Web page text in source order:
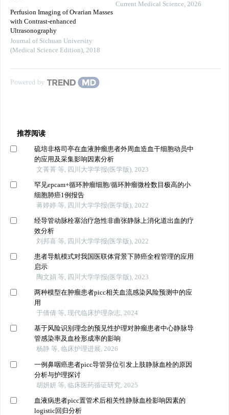
Perfusion Imaging of Ovarian Masses
with Contrast-enhanced
Ultrasonography
Journal of Sichuan University
(Medical Science Edition), 2018
Current Medical Science, 2026
Powered by
推荐阅读
硫培非格司亭在血液肿瘤患者外周血造血干细胞动员中
的应用及采集影响因素分析
文菁菁 等, 四川大学学报(医学版), 2023
罕见epcam+循环肿瘤细胞/循环肿瘤微栓数目极高的小
细胞肺癌1例报告
蒋婷婷 等, 四川大学学报(医学版), 2022
经导管动脉栓塞治疗急性非曲张静脉上消化道出血的疗
效分析
刘邦喜 等, 四川大学学报(医学版), 2022
患者导航模式对我国医联体背景下肺癌全程管理的应用
启示
陶文娟 等, 四川大学学报(医学版), 2023
两种模型在肿瘤患者picc相关血流感染风险预测中的应
用
于倩倩 等, 现代临床护理杂志, 2024
基于风险识别理念的预见性护理对肿瘤患者中心静脉导
管感染率及血栓形成率的影响
杨静 等, 临床护理进展, 2026
一例鼻咽癌患者picc导管异位引发上肢静脉血栓的原因
分析与护理探讨
胡妍妍 等, 临床医药循证研究, 2025
血液病患者picc置管术后相关性静脉血栓影响因素的
logistic回归分析